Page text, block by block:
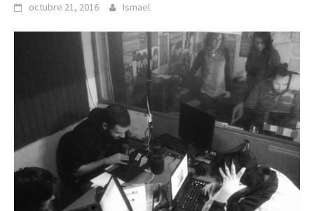
octubre 21, 2016 Ismael